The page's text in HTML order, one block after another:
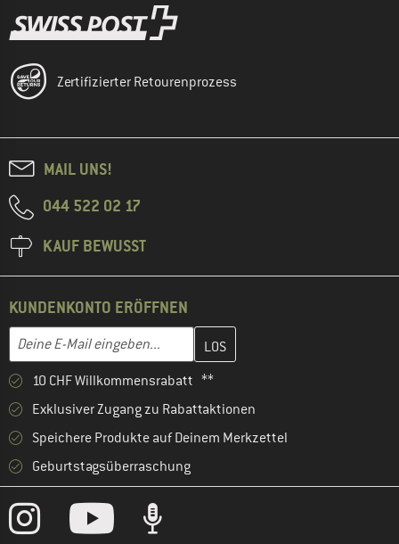
Zertifizierter Retourenprozess
MAIL UNS!
044 522 02 17
KAUF BEWUSST
KUNDENKONTO ERÖFFNEN
E-Mail-Adresse
Gib hier deine E-Mail-Adresse ein und erstelle im nächsten
10 CHF Willkommensrabatt **
Exklusiver Zugang zu Rabattaktionen
Speichere Produkte auf Deinem Merkzettel
Geburtstagsüberraschung